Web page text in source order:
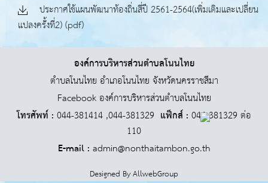
ประกาศใช้แผนพัฒนาท้องถิ่นสี่ปี 2561-2564(เพิ่มเติมและเปลี่ยน
แปลงครั้่งที่2) (pdf)
องค์การบริหารส่วนตำบลโนนไทย
ตำบลโนนไทย อำเภอโนนไทย จังหวัดนครราชสีมา
Facebook องค์การบริหารส่วนตำบลโนนไทย
โทรศัพท์ : 044-381414 ,044-381329 แฟ็กส์ : 044-381329 ต่อ
110
E-mail : admin@nonthaitambon.go.th
Designed ByAllwebGroup